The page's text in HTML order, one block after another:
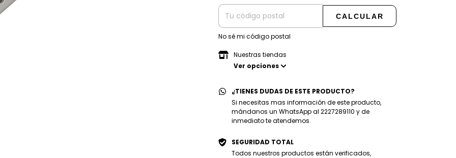
CALCULAR
No sé mi código postal
Nuestras tiendas
Ver opciones
¿TIENES DUDAS DE ESTE PRODUCTO?
Si necesitas mas información de este producto,
mándanos un WhatsApp al 2227289110 y de
inmediato te atendemos.
SEGURIDAD TOTAL
Todos nuestros productos están verificados,